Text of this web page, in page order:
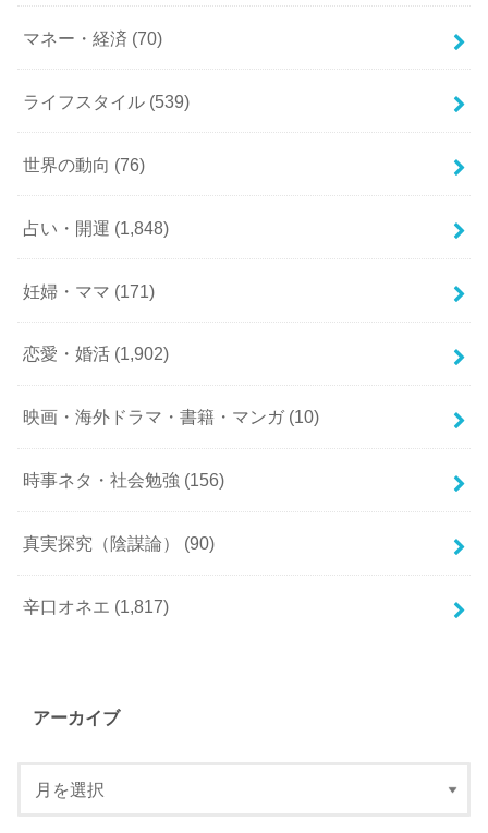
マネー・経済 (70)
ライフスタイル (539)
世界の動向 (76)
占い・開運 (1,848)
妊婦・ママ (171)
恋愛・婚活 (1,902)
映画・海外ドラマ・書籍・マンガ (10)
時事ネタ・社会勉強 (156)
真実探究（陰謀論） (90)
辛口オネエ (1,817)
アーカイブ